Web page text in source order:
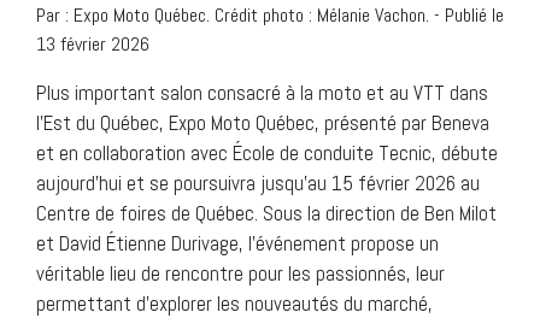
Par : Expo Moto Québec. Crédit photo : Mélanie Vachon. - Publié le
13 février 2026
Plus important salon consacré à la moto et au VTT dans
l’Est du Québec, Expo Moto Québec, présenté par Beneva
et en collaboration avec École de conduite Tecnic, débute
aujourd’hui et se poursuivra jusqu’au 15 février 2026 au
Centre de foires de Québec. Sous la direction de Ben Milot
et David Étienne Durivage, l’événement propose un
véritable lieu de rencontre pour les passionnés, leur
permettant d’explorer les nouveautés du marché,